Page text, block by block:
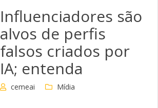
Influenciadores são
alvos de perfis
falsos criados por
IA; entenda
cemeai Mídia